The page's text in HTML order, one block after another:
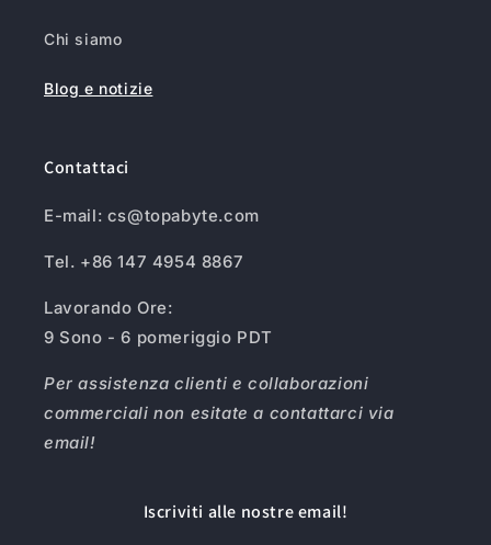
Chi siamo
Blog e notizie
Contattaci
E-mail: cs@topabyte.com
Tel. +86 147 4954 8867
Lavorando Ore:
9 Sono - 6 pomeriggio PDT
Per assistenza clienti e collaborazioni
commerciali non esitate a contattarci via
email!
Iscriviti alle nostre email!